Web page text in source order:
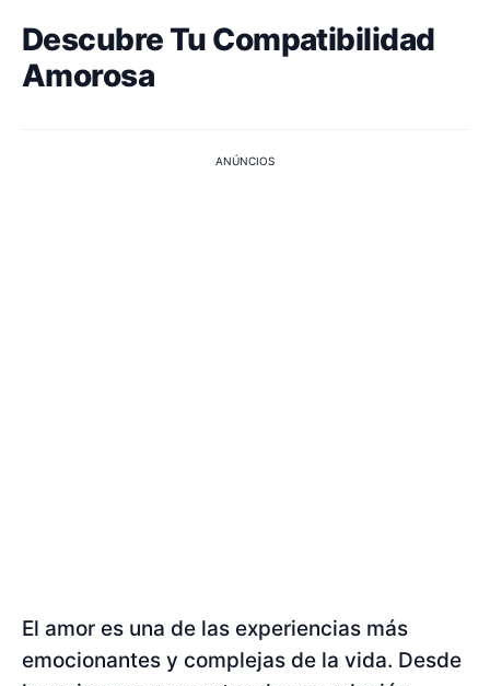
Descubre Tu Compatibilidad
Amorosa
ANÚNCIOS
El amor es una de las experiencias más
emocionantes y complejas de la vida. Desde